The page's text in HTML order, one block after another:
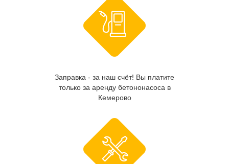
Заправка - за наш счёт! Вы платите
только за аренду бетононасоса в
Кемерово